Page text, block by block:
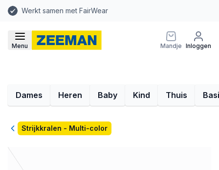
Werkt samen met FairWear
Menu Mandje Inloggen
Dames Heren Baby Kind Thuis
TerugStrijkkralen - Multi-color